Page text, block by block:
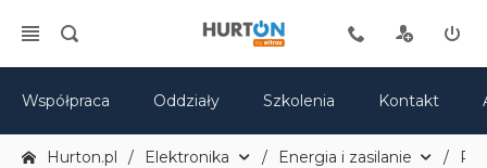
Współpraca Oddziały Szkolenia Kontakt
Hurton.pl Elektronika Energia i zasilanie